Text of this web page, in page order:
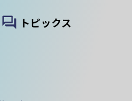
トピックス